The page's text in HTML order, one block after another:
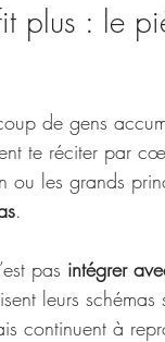
plus : le
de gens
te réciter par
ou les grands
.
pas intégrer
leurs schémas
continuent à